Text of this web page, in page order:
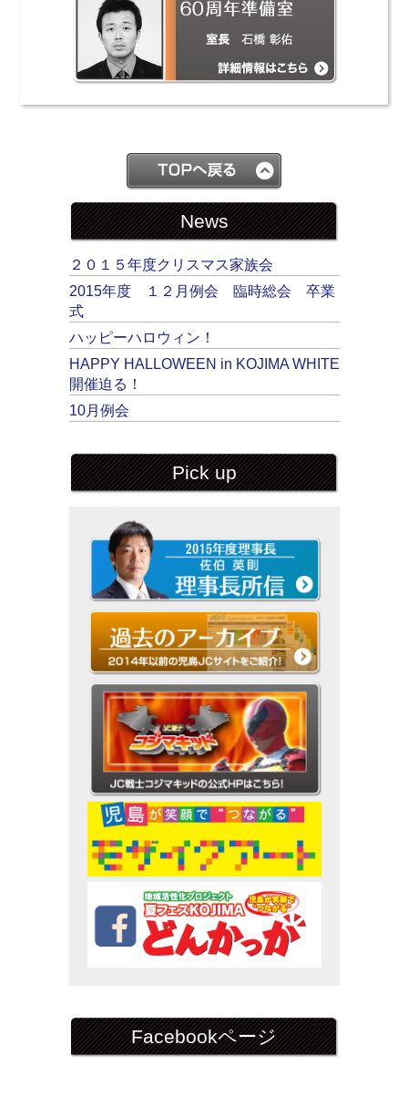
News
２０１５年度クリスマス家族会
2015年度 １２月例会 臨時総会 卒業
式
ハッピーハロウィン！
HAPPY HALLOWEEN in KOJIMA WHITE
開催迫る！
10月例会
Pick up
Facebookページ